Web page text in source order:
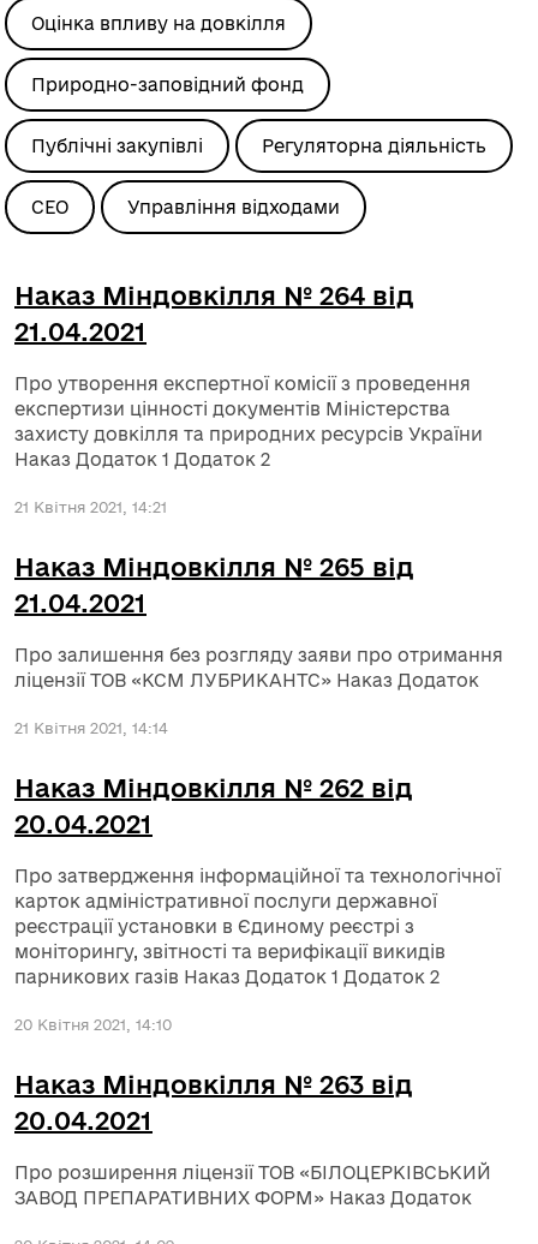
Оцінка впливу на довкілля
Природно-заповідний фонд
Публічні закупівлі Регуляторна діяльність
СЕО Управління відходами
Наказ Міндовкілля № 264 від
21.04.2021
Про утворення експертної комісії з проведення
експертизи цінності документів Міністерства
захисту довкілля та природних ресурсів України
Наказ Додаток 1 Додаток 2
21 Квітня 2021, 14:21
Наказ Міндовкілля № 265 від
21.04.2021
Про залишення без розгляду заяви про отримання
ліцензії ТОВ «КСМ ЛУБРИКАНТС» Наказ Додаток
21 Квітня 2021, 14:14
Наказ Міндовкілля № 262 від
20.04.2021
Про затвердження інформаційної та технологічної
карток адміністративної послуги державної
реєстрації установки в Єдиному реєстрі з
моніторингу, звітності та верифікації викидів
парникових газів Наказ Додаток 1 Додаток 2
20 Квітня 2021, 14:10
Наказ Міндовкілля № 263 від
20.04.2021
Про розширення ліцензії ТОВ «БІЛОЦЕРКІВСЬКИЙ
ЗАВОД ПРЕПАРАТИВНИХ ФОРМ» Наказ Додаток